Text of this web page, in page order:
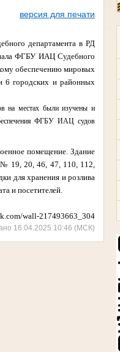
версия для печати
департамента в РД
ФГБУ ИАЦ Судебного
обеспечению мировых
6 городских и районных
на местах были изучены и
ФГБУ ИАЦ судов
помещение. Здание
19, 20, 46, 47, 110, 112,
для хранения и розлива
и посетителей.
wall-217493663_304
16.04.2025 10:46 (МСК)